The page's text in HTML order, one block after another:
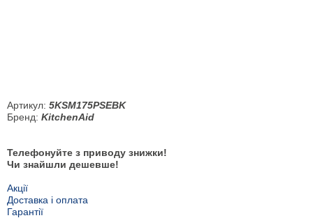
Артикул: 5KSM175PSEBK
Бренд: KitchenAid
Телефонуйте з приводу знижки!
Чи знайшли дешевше!
Акції
Доставка і оплата
Гарантії